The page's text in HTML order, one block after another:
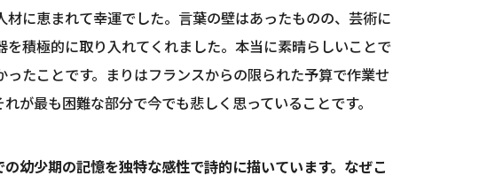
に恵まれて幸運でした。言葉の壁はあったものの、芸術に
積極的に取り入れてくれました。本当に素晴らしいことで
たことです。まりはフランスからの限られた予算で作業せ
が最も困難な部分で今でも悲しく思っていることです。
幼少期の記憶を独特な感性で詩的に描いています。なぜこ